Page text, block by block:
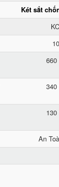
Két sắt
660
340
An